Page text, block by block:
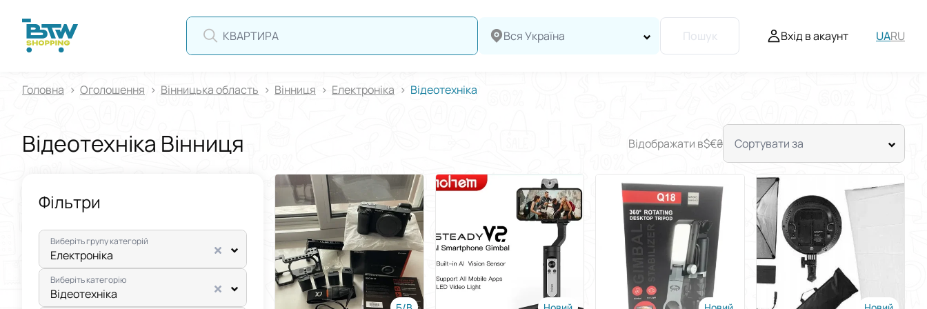
Вся Україна Пошук Вхід в акаунт UARU
Головна Оголошення Вінницька область Вінниця Електроніка Відеотехніка
Відеотехніка Вінниця Відображати в$€₴ Сортувати за
Фільтри
Виберіть групу категорій
Електроніка
Виберіть категорію
Відеотехніка